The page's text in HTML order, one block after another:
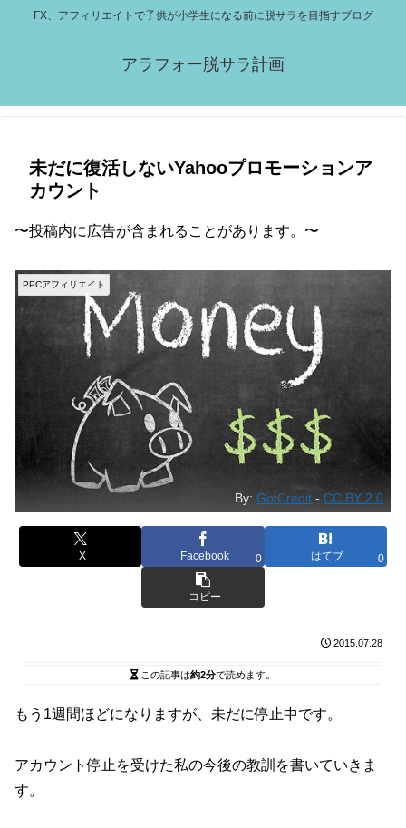
FX、アフィリエイトで子供が小学生になる前に脱サラを目指すブログ
アラフォー脱サラ計画
未だに復活しないYahooプロモーションア
カウント
〜投稿内に広告が含まれることがあります。〜
PPCアフィリエイト
By:GotCredit -CC BY 2.0
X Facebook 0 はてブ 0
コピー
2015.07.28
この記事は約2分で読めます。
もう1週間ほどになりますが、未だに停止中です。
アカウント停止を受けた私の今後の教訓を書いていきま
す。